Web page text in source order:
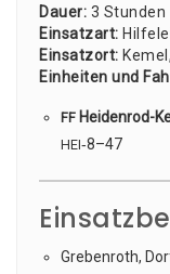
Dau­er: 3 Stun­den
Ein­satz­art:
Ein­satz­ort:
Ein­hei­ten und
FF Hei­den­rod-
HEI‑8–47
Gre­ben­roth,